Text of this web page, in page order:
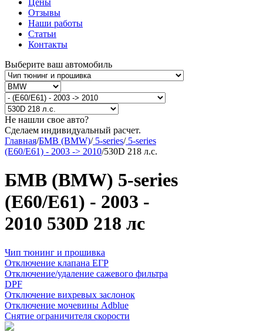
Цены
Отзывы
Наши работы
Статьи
Контакты
Выберите ваш автомобиль
Не нашли свое авто?
Сделаем индивидуальный расчет.
Главная/БМВ (BMW)/5-series/5-series
(E60/E61) - 2003 -> 2010/530D 218 л.с.
БМВ (BMW) 5-series
(E60/E61) - 2003 -
2010 530D 218 лс
Чип тюнинг и прошивка
Отключение клапана ЕГР
Отключение/удаление сажевого фильтра
DPF
Отключение вихревых заслонок
Отключение мочевины Adblue
Снятие ограничителя скорости